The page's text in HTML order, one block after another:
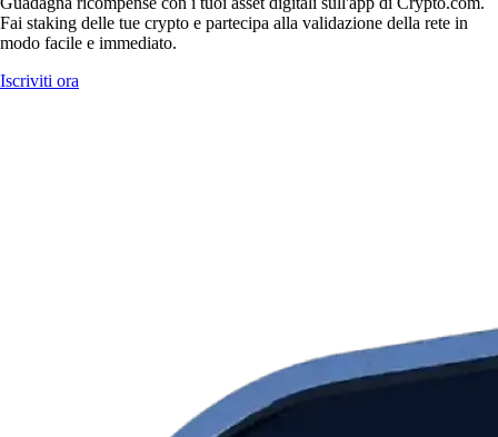
Fai staking delle tue crypto e partecipa alla validazione della rete in
modo facile e immediato.
Iscriviti ora